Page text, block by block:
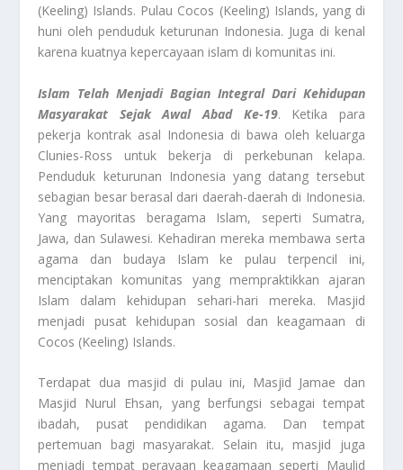
(Keeling) Islands. Pulau Cocos (Keeling) Islands, yang di
huni oleh penduduk keturunan Indonesia. Juga di kenal
karena kuatnya kepercayaan islam di komunitas ini.
Islam Telah Menjadi Bagian Integral Dari Kehidupan
Masyarakat Sejak Awal Abad Ke-19. Ketika para
pekerja kontrak asal Indonesia di bawa oleh keluarga
Clunies-Ross untuk bekerja di perkebunan kelapa.
Penduduk keturunan Indonesia yang datang tersebut
sebagian besar berasal dari daerah-daerah di Indonesia.
Yang mayoritas beragama Islam, seperti Sumatra,
Jawa, dan Sulawesi. Kehadiran mereka membawa serta
agama dan budaya Islam ke pulau terpencil ini,
menciptakan komunitas yang mempraktikkan ajaran
Islam dalam kehidupan sehari-hari mereka. Masjid
menjadi pusat kehidupan sosial dan keagamaan di
Cocos (Keeling) Islands.
Terdapat dua masjid di pulau ini, Masjid Jamae dan
Masjid Nurul Ehsan, yang berfungsi sebagai tempat
ibadah, pusat pendidikan agama. Dan tempat
pertemuan bagi masyarakat. Selain itu, masjid juga
menjadi tempat perayaan keagamaan seperti Maulid